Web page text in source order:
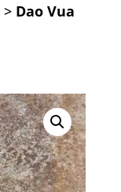
> Dao Vua